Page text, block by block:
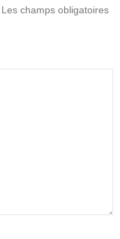
Les champs obligatoires